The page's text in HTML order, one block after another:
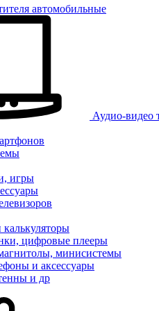
автомобильные
Аудио-видео
игры
цифровые плееры
минисистемы
и аксессуары
и др